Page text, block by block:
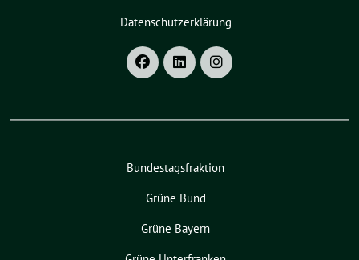
Datenschutzerklärung
Bundestagsfraktion
Grüne Bund
Grüne Bayern